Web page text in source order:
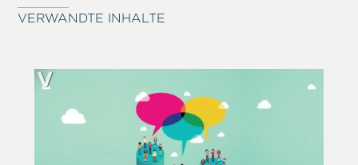
VERWANDTE INHALTE